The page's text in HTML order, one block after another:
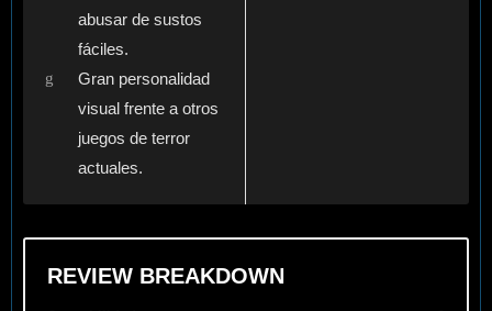
abusar de sustos
fáciles.
Gran personalidad
visual frente a otros
juegos de terror
actuales.
REVIEW BREAKDOWN